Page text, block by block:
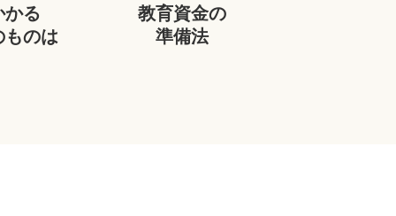
かる
ものは
教育資金の
準備法